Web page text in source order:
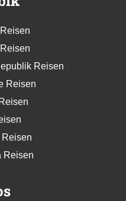
Reisen
Reisen
Reisen
Reisen